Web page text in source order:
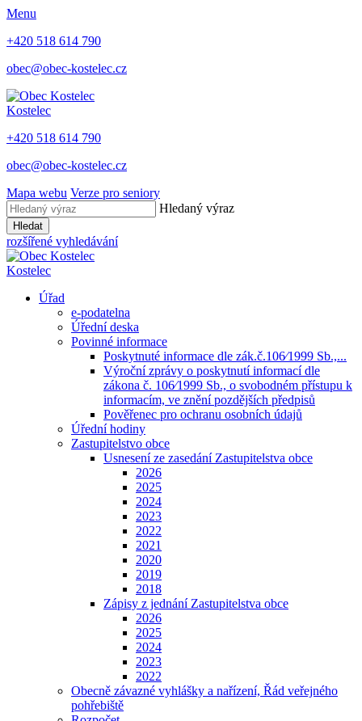
Menu
+420 518 614 790
obec@obec-kostelec.cz
Kostelec
+420 518 614 790
obec@obec-kostelec.cz
Mapa webu Verze pro seniory
Hledaný výraz
Hledat
rozšířené vyhledávání
Kostelec
Úřad
e-podatelna
Úřední deska
Povinné informace
Poskytnuté informace dle zák.č.106⁄1999 Sb.,...
Výroční zprávy o poskytnutí informací dle
zákona č. 106⁄1999 Sb., o svobodném přístupu k
informacím, ve znění pozdějších předpisů
Pověřenec pro ochranu osobních údajů
Úřední hodiny
Zastupitelstvo obce
Usnesení ze zasedání Zastupitelstva obce
2026
2025
2024
2023
2022
2021
2020
2019
2018
Zápisy z jednání Zastupitelstva obce
2026
2025
2024
2023
2022
Obecně závazné vyhlášky a nařízení, Řád veřejného
pohřebiště